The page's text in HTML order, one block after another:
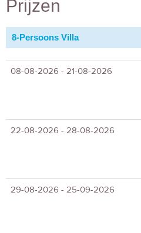
Prijzen
8-Persoons Villa
08-08-2026 - 21-08-2026
22-08-2026 - 28-08-2026
29-08-2026 - 25-09-2026